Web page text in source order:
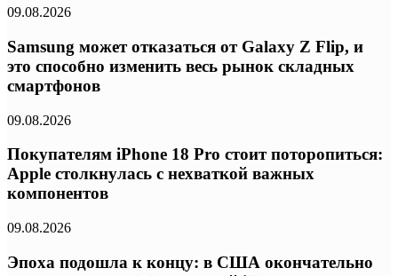
09.08.2026
Samsung может отказаться от Galaxy Z Flip, и
это способно изменить весь рынок складных
смартфонов
09.08.2026
Покупателям iPhone 18 Pro стоит поторопиться:
Apple столкнулась с нехваткой важных
компонентов
09.08.2026
Эпоха подошла к концу: в США окончательно